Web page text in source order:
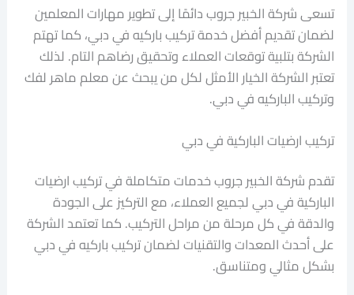
تسعى شركة الخبير جروب دائمًا إلى تطوير مهارات المعلمين
لضمان تقديم أفضل خدمة تركيب باركيه في دبي، كما تهتم
الشركة بتلبية توقعات العملاء وتحقيق رضاهم التام. لذلك
تعتبر الشركة الخيار الأمثل لكل من يبحث عن معلم ماهر لفك
وتركيب الباركيه في دبي.
تركيب ارضيات الباركية في دبي
تقدم شركة الخبير جروب خدمات متكاملة في تركيب ارضيات
الباركية في دبي لجميع العملاء، مع التركيز على الجودة
والدقة في كل مرحلة من مراحل التركيب. كما تعتمد الشركة
على أحدث المعدات والتقنيات لضمان تركيب باركيه في دبي
بشكل مثالي ومتناسق.